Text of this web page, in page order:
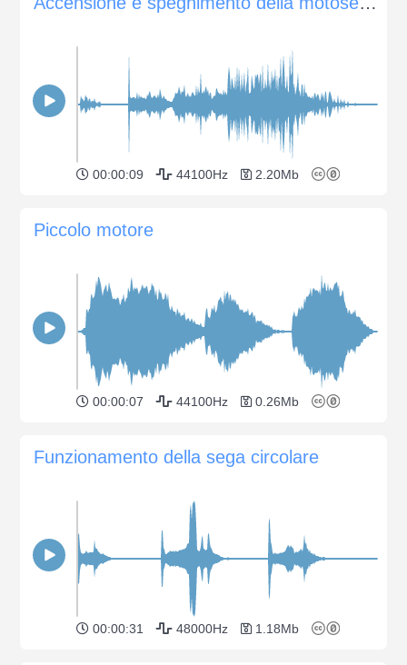
00:00:09 44100Hz 2.20Mb
Piccolo motore
00:00:07 44100Hz 0.26Mb
Funzionamento della sega circolare
00:00:31 48000Hz 1.18Mb